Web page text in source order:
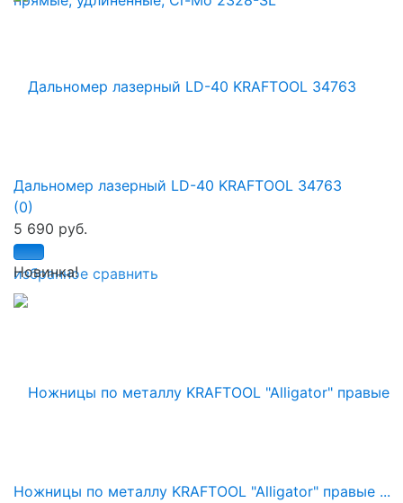
избранное сравнить
Дальномер лазерный LD-40 KRAFTOOL 34763
(0)
5 690 руб.
Новинка!
Ножницы по металлу KRAFTOOL "Alligator" правые ...